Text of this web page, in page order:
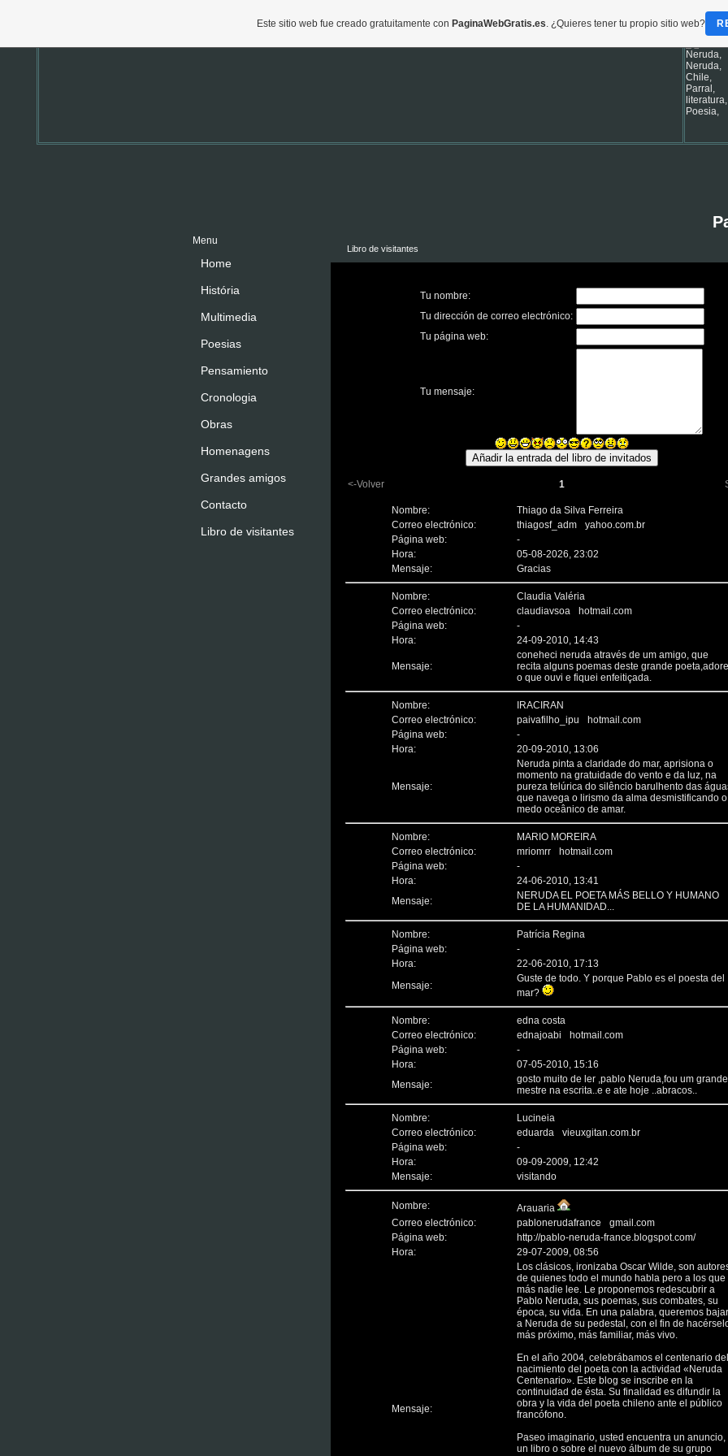
Menu
Home
História
Multimedia
Poesias
Pensamiento
Cronologia
Obras
Homenagens
Grandes amigos
Contacto
Libro de visitantes
Libro de visitantes
Tu nombre:
Tu dirección de correo electrónico:
Tu página web:
Tu mensaje:
<-Volver 1
Nombre:
Thiago da Silva Ferreira
Correo electrónico:
thiagosf_adm
yahoo.com.br
Página web:
-
Hora:
05-08-2026, 23:02
Mensaje:
Gracias
Nombre:
Claudia Valéria
Correo electrónico:
claudiavsoa
hotmail.com
Página web:
-
Hora:
24-09-2010, 14:43
Mensaje:
coneheci neruda através de um amigo, que
recita alguns poemas deste grande
o que ouvi e fiquei enfeitiçada.
Nombre:
IRACIRAN
Correo electrónico:
paivafilho_ipu
hotmail.com
Página web:
-
Hora:
20-09-2010, 13:06
Mensaje:
Neruda pinta a claridade do mar, aprisiona o
momento na gratuidade do vento e da luz, na
pureza telúrica do silêncio barulhento das
que navega o lirismo da alma desmistificando o
medo oceânico de amar.
Nombre:
MARIO MOREIRA
Correo electrónico:
mriomrr
hotmail.com
Página web:
-
Hora:
24-06-2010, 13:41
Mensaje:
NERUDA EL POETA MÁS BELLO Y HUMANO
DE LA HUMANIDAD...
Nombre:
Patrícia Regina
Página web:
-
Hora:
22-06-2010, 17:13
Mensaje:
Guste de todo. Y porque Pablo es el poesta del
mar?
Nombre:
edna costa
Correo electrónico:
ednajoabi
hotmail.com
Página web:
-
Hora:
07-05-2010, 15:16
Mensaje:
gosto muito de ler ,pablo Neruda,fou um grande
mestre na escrita..e e ate hoje ..abracos..
Nombre:
Lucineia
Correo electrónico:
eduarda
vieuxgitan.com.br
Página web:
-
Hora:
09-09-2009, 12:42
Mensaje:
visitando
Nombre:
Arauaria
Correo electrónico:
pablonerudafrance
gmail.com
Página web:
http://pablo-neruda-france.blogspot.com/
Hora:
29-07-2009, 08:56
Mensaje:
Los clásicos, ironizaba Oscar Wilde, son
de quienes todo el mundo habla pero a los que
más nadie lee. Le proponemos redescubrir a
Pablo Neruda, sus poemas, sus combates, su
época, su vida. En una palabra, queremos bajar
a Neruda de su pedestal, con el fin de
más próximo, más familiar, más vivo.
En el año 2004, celebrábamos el centenario del
nacimiento del poeta con la actividad «Neruda
Centenario». Este blog se inscribe en la
continuidad de ésta. Su finalidad es difundir la
obra y la vida del poeta chileno ante el público
francófono.
Paseo imaginario, usted encuentra un anuncio,
un libro o sobre el nuevo álbum de su grupo
Este sitio web fue creado gratuitamente con PaginaWebGratis.es. ¿Quieres tener tu propio sitio web?